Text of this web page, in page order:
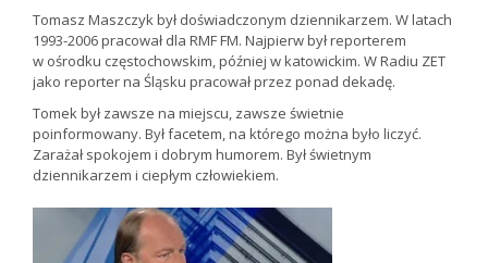
Tomasz Maszczyk był doświadczonym dziennikarzem. W latach
1993-2006 pracował dla RMF FM. Najpierw był reporterem
w ośrodku częstochowskim, później w katowickim. W Radiu ZET
jako reporter na Śląsku pracował przez ponad dekadę.
Tomek był zawsze na miejscu, zawsze świetnie
poinformowany. Był facetem, na którego można było liczyć.
Zarażał spokojem i dobrym humorem. Był świetnym
dziennikarzem i ciepłym człowiekiem.